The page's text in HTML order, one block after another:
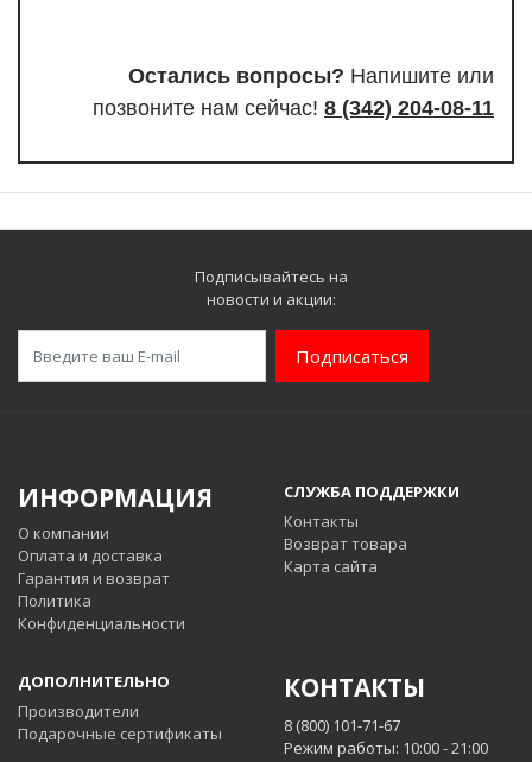
Остались вопросы? Напишите или
позвоните нам сейчас! 8 (342) 204-08-11
Подписывайтесь на
новости и акции:
Подписаться
ИНФОРМАЦИЯ
О компании
Оплата и доставка
Гарантия и возврат
Политика
Конфиденциальности
СЛУЖБА ПОДДЕРЖКИ
Контакты
Возврат товара
Карта сайта
ДОПОЛНИТЕЛЬНО
Производители
Подарочные сертификаты
КОНТАКТЫ
8 (800) 101-71-67
Режим работы: 10:00 - 21:00